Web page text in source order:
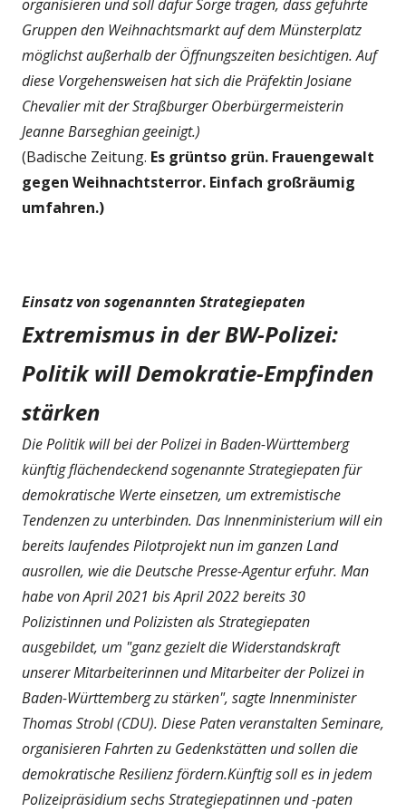
organisieren und soll dafür Sorge tragen, dass geführte
Gruppen den Weihnachtsmarkt auf dem Münsterplatz
möglichst außerhalb der Öffnungszeiten besichtigen. Auf
diese Vorgehensweisen hat sich die Präfektin Josiane
Chevalier mit der Straßburger Oberbürgermeisterin
Jeanne Barseghian geeinigt.)
(Badische Zeitung. Es grüntso grün. Frauengewalt
gegen Weihnachtsterror. Einfach großräumig
umfahren.)
Einsatz von sogenannten Strategiepaten
Extremismus in der BW-Polizei:
Politik will Demokratie-Empfinden
stärken
Die Politik will bei der Polizei in Baden-Württemberg
künftig flächendeckend sogenannte Strategiepaten für
demokratische Werte einsetzen, um extremistische
Tendenzen zu unterbinden. Das Innenministerium will ein
bereits laufendes Pilotprojekt nun im ganzen Land
ausrollen, wie die Deutsche Presse-Agentur erfuhr. Man
habe von April 2021 bis April 2022 bereits 30
Polizistinnen und Polizisten als Strategiepaten
ausgebildet, um "ganz gezielt die Widerstandskraft
unserer Mitarbeiterinnen und Mitarbeiter der Polizei in
Baden-Württemberg zu stärken", sagte Innenminister
Thomas Strobl (CDU). Diese Paten veranstalten Seminare,
organisieren Fahrten zu Gedenkstätten und sollen die
demokratische Resilienz fördern.Künftig soll es in jedem
Polizeipräsidium sechs Strategiepatinnen und -paten